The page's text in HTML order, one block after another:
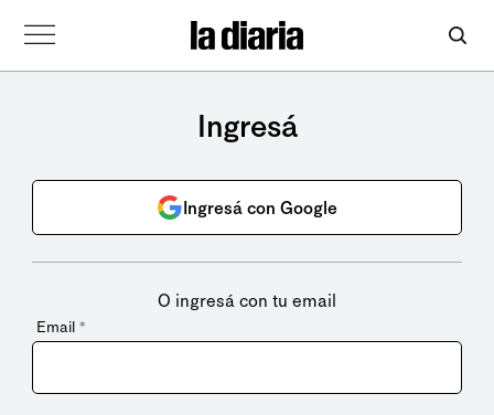
Ingresá
Ingresá con Google
O ingresá con tu email
Email *